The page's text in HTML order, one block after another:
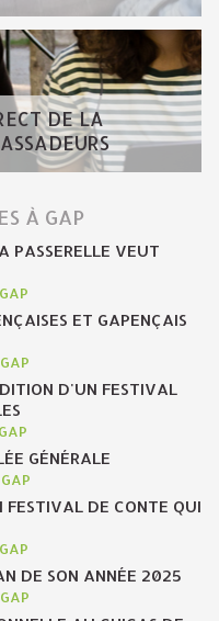
DE LA
À GAP
VEUT
ET GAPENÇAIS
D'UN FESTIVAL
GÉNÉRALE
DE CONTE QUI
DE SON ANNÉE 2025